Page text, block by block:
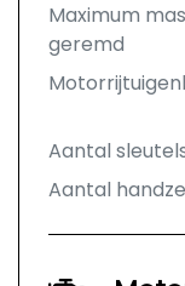
Maximum
geremd
Aantal
Aantal